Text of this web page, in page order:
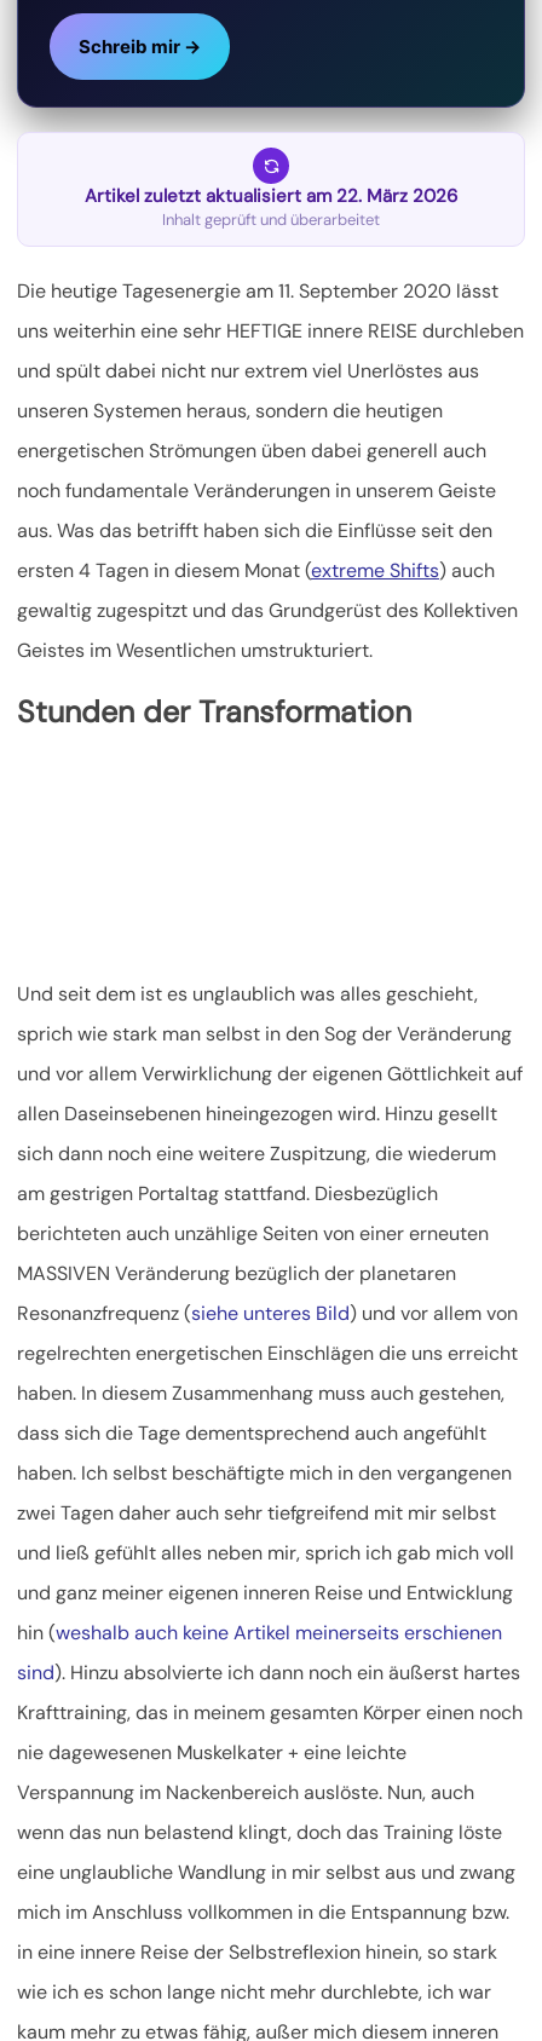
Schreib mir →
Artikel zuletzt aktualisiert am 22. März 2026
Inhalt geprüft und überarbeitet
Die heutige Tagesenergie am 11. September 2020 lässt
uns weiterhin eine sehr HEFTIGE innere REISE durchleben
und spült dabei nicht nur extrem viel Unerlöstes aus
unseren Systemen heraus, sondern die heutigen
energetischen Strömungen üben dabei generell auch
noch fundamentale Veränderungen in unserem Geiste
aus. Was das betrifft haben sich die Einflüsse seit den
ersten 4 Tagen in diesem Monat (extreme Shifts) auch
gewaltig zugespitzt und das Grundgerüst des Kollektiven
Geistes im Wesentlichen umstrukturiert.
Stunden der Transformation
Und seit dem ist es unglaublich was alles geschieht,
sprich wie stark man selbst in den Sog der Veränderung
und vor allem Verwirklichung der eigenen Göttlichkeit auf
allen Daseinsebenen hineingezogen wird. Hinzu gesellt
sich dann noch eine weitere Zuspitzung, die wiederum
am gestrigen Portaltag stattfand. Diesbezüglich
berichteten auch unzählige Seiten von einer erneuten
MASSIVEN Veränderung bezüglich der planetaren
Resonanzfrequenz (siehe unteres Bild) und vor allem von
regelrechten energetischen Einschlägen die uns erreicht
haben. In diesem Zusammenhang muss auch gestehen,
dass sich die Tage dementsprechend auch angefühlt
haben. Ich selbst beschäftigte mich in den vergangenen
zwei Tagen daher auch sehr tiefgreifend mit mir selbst
und ließ gefühlt alles neben mir, sprich ich gab mich voll
und ganz meiner eigenen inneren Reise und Entwicklung
hin (weshalb auch keine Artikel meinerseits erschienen
sind). Hinzu absolvierte ich dann noch ein äußerst hartes
Krafttraining, das in meinem gesamten Körper einen noch
nie dagewesenen Muskelkater + eine leichte
Verspannung im Nackenbereich auslöste. Nun, auch
wenn das nun belastend klingt, doch das Training löste
eine unglaubliche Wandlung in mir selbst aus und zwang
mich im Anschluss vollkommen in die Entspannung bzw.
in eine innere Reise der Selbstreflexion hinein, so stark
wie ich es schon lange nicht mehr durchlebte, ich war
kaum mehr zu etwas fähig, außer mich diesem inneren